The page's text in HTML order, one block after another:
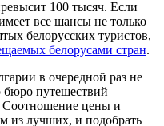
100 тысяч. Если
все шансы не только
белорусских туристов,
белорусами стран.
в очередной раз не
бюро путешествий
Соотношение цены и
из лучших, и подобрать